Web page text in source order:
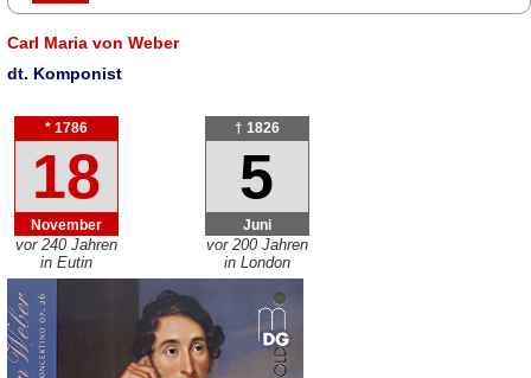
Carl Maria von Weber
dt. Komponist
* 1786
18
November
vor 240 Jahren
in Eutin
† 1826
5
Juni
vor 200 Jahren
in London